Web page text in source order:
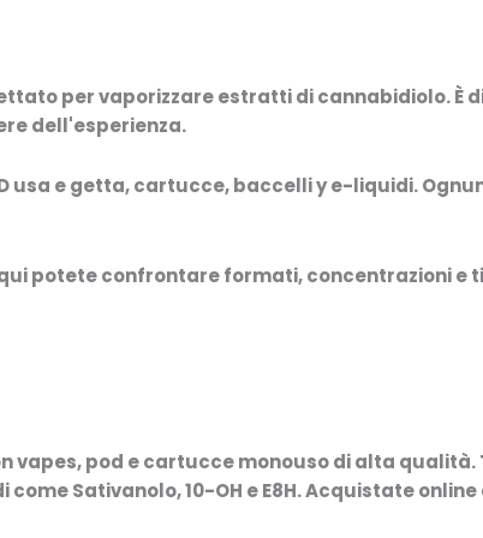
per vaporizzare estratti di cannabidiolo.
dell'esperienza.
usa e getta,cartucce,baccelliye-liquidi.
potete confrontare formati, concentrazioni e
vapes, pod e cartucce monouso di alta qualità.
comeSativanolo, 10-OH e E8H. Acquistate